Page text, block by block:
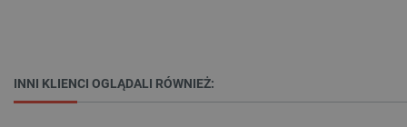
INNI KLIENCI OGLĄDALI RÓWNIEŻ:
PrestaShop-[abcdef0123456789]{32}